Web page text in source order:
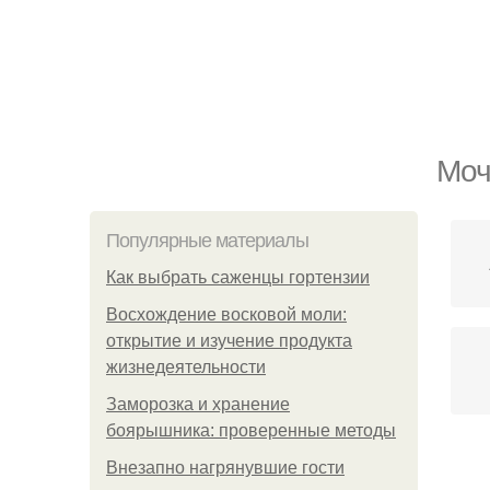
Популярные материалы
Как выбрать саженцы гортензии
Восхождение восковой моли:
открытие и изучение продукта
жизнедеятельности
Заморозка и хранение
боярышника: проверенные методы
Внезапно нагрянувшие гости